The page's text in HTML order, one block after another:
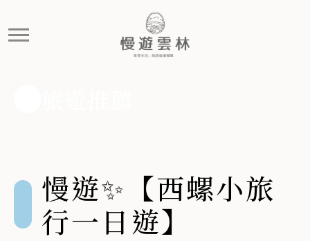
慢遊✨【西螺小旅行一日遊】
別只知道西螺有醬油！跟著小編走進百年醬香小鎮，從醬
慢遊✨【西螺小旅
行一日遊】